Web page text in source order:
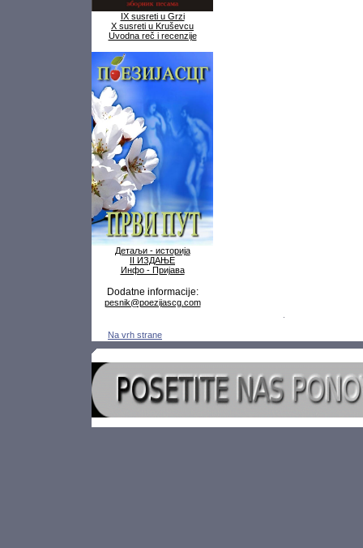
IX susreti u Grzi
X susreti u Kruševcu
Uvodna reč i recenzije
Детаљи - историја
II ИЗДАЊЕ
Инфо - Пријава
Dodatne informacije:
pesnik@poezijascg.com
Na vrh strane